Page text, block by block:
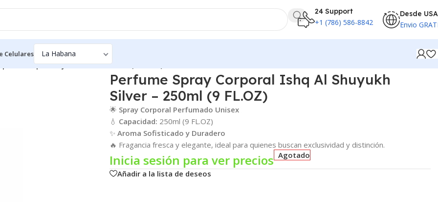
24 Support
+1 (786) 586-8842
Desde USA
Envio
Celulares
Ishq Al Shuyukh Silver – 250ml (9 FL.OZ)
Perfume Spray Corporal Ishq Al Shuyukh
Silver – 250ml (9 FL.OZ)
🌟 Spray Corporal Perfumado Unisex
💧 Capacidad: 250ml (9 FL.OZ)
✨ Aroma Sofisticado y Duradero
🔥 Fragancia fresca y elegante, ideal para quienes buscan exclusividad y distinción.
Inicia sesión para ver precios Agotado
Añadir a la lista de deseos